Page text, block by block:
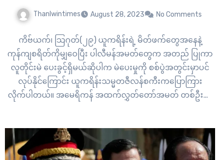
Thanlwintimes August 28, 2023 No Comments
ကိဗ်ယက်၊ သြဂုတ်(၂၉) ယူကရိန်းရဲ့ မိတ်ဖက်တွေအနေနဲ့
ကုန်ကျစရိတ်ကိုမျှဝေပြီး ပါလီမန်အမတ်တွေက အတည် ပြုကာ
လူတိုင်းမဲ ပေးခွင့်ရှိမယ်ဆိုပါက မဲပေးမှုကို စစ်ပွဲအတွင်းမှာပင်
လုပ်နိုင်ကြောင်း ယူကရိန်းသမ္မတဇီလန်စကီးကပြောကြား
လိုက်ပါတယ်။ အမေရိကန် အထက်လွှတ်တော်အမတ် တစ်ဦးက
ရက်နေ့မှာ ပြောဆိုခဲ့တာပါ။…